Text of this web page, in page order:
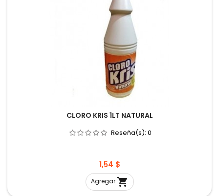
CLORO KRIS 1LT NATURAL
Reseña(s): 0
Precio
1,54 $
Agregar 